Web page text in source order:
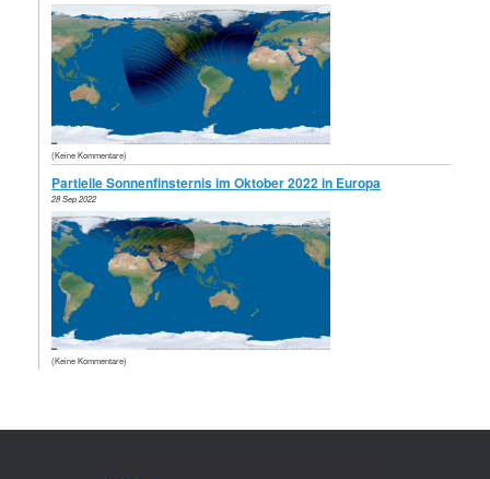
(Keine Kommentare)
Partielle Sonnenfinsternis im Oktober 2022 in Europa
28 Sep 2022
(Keine Kommentare)